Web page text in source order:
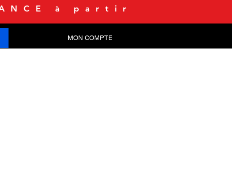
à partir
MON COMPTE